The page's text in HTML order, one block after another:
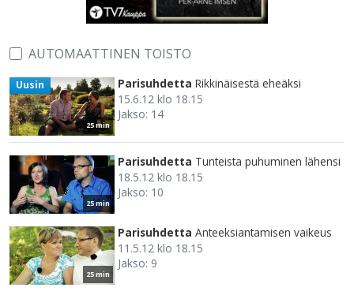
AUTOMAATTINEN TOISTO
25 min
Uusin Parisuhdetta Rikkinäisestä eheäksi
15.6.12 klo 18.15
Jakso: 14
25 min
Parisuhdetta Tunteista puhuminen lähensi
18.5.12 klo 18.15
Jakso: 10
25 min
Parisuhdetta Anteeksiantamisen vaikeus
11.5.12 klo 18.15
Jakso: 9